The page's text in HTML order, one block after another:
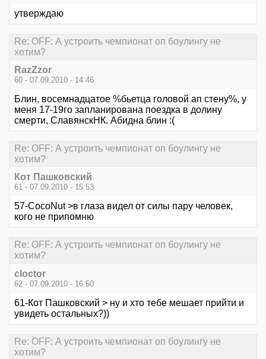
утверждаю
Re: OFF: А устроить чемпионат оп боулингу не
хотим?
RazZzor
60 - 07.09.2010 - 14:46
Блин, восемнадцатое %бьетца головой ап стену%, у
меня 17-19го запланирована поездка в долину
смерти, СлавянскНК. Абидна блин :(
Re: OFF: А устроить чемпионат оп боулингу не
хотим?
Кот Пашковский
61 - 07.09.2010 - 15:53
57-CocoNut >в глаза видел от силы пару человек,
кого не припомню
Re: OFF: А устроить чемпионат оп боулингу не
хотим?
cloctor
62 - 07.09.2010 - 16:50
61-Кот Пашковский > ну и хто тебе мешает прийти и
увидеть остальных?))
Re: OFF: А устроить чемпионат оп боулингу не
хотим?